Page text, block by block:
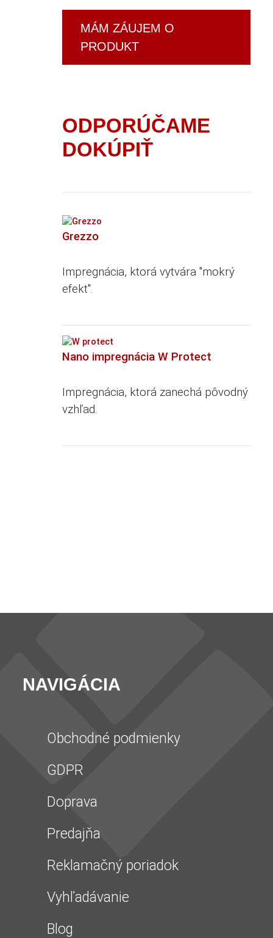
MÁM ZÁUJEM O
PRODUKT
ODPORÚČAME
DOKÚPIŤ
Grezzo
Impregnácia, ktorá vytvára "mokrý
efekt".
Nano impregnácia W Protect
Impregnácia, ktorá zanechá pôvodný
vzhľad.
NAVIGÁCIA
Obchodné podmienky
GDPR
Doprava
Predajňa
Reklamačný poriadok
Vyhľadávanie
Blog